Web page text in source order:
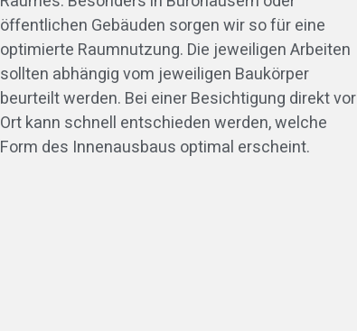
öffentlichen Gebäuden sorgen wir so für eine
optimierte Raumnutzung. Die jeweiligen Arbeiten
sollten abhängig vom jeweiligen Baukörper
beurteilt werden. Bei einer Besichtigung direkt vor
Ort kann schnell entschieden werden, welche
Form des Innenausbaus optimal erscheint.